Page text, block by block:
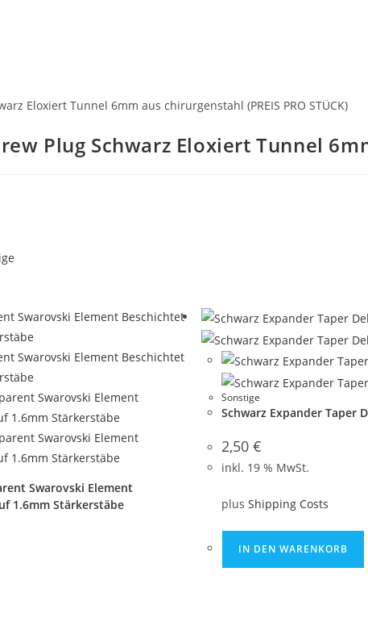
Eloxiert Tunnel 6mm aus chirurgenstahl (PREIS PRO STÜCK)
Plug Schwarz Eloxiert Tunnel
Swarovski Element
1.6mm Stärkerstäbe
Sonstige
Schwarz Expander Taper
2,50€
inkl. 19 % MwSt.
plusShipping Costs
IN DEN WARENKORB